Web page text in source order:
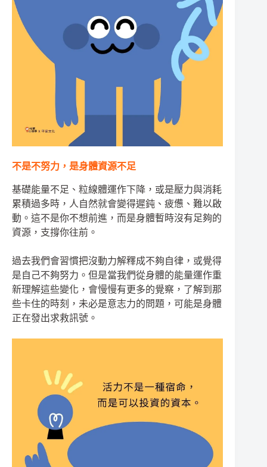
不是不努力，是身體資源不足
基礎能量不足、粒線體運作下降，或是壓力與消耗
累積過多時，人自然就會變得遲鈍、疲憊、難以啟
動。這不是你不想前進，而是身體暫時沒有足夠的
資源，支撐你往前。
過去我們會習慣把沒動力解釋成不夠自律，或覺得
是自己不夠努力。但是當我們從身體的能量運作重
新理解這些變化，會慢慢有更多的覺察，了解到那
些卡住的時刻，未必是意志力的問題，可能是身體
正在發出求救訊號。